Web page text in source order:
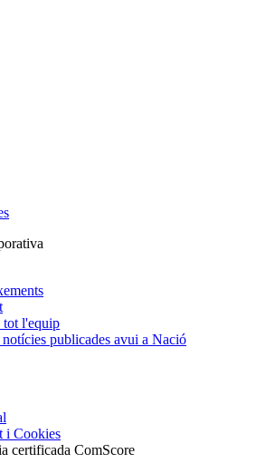
tot l'equip
notícies publicades avui a Nació
i Cookies
certificada ComScore